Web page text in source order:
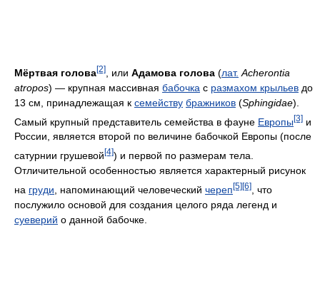
Мёртвая голова[2] , или Адамова голова (лат. Acherontia
atropos) — крупная массивная бабочка с размахом крыльев до
13 см, принадлежащая к семейству бражников (Sphingidae).
Самый крупный представитель семейства в фауне Европы[3] и
России, является второй по величине бабочкой Европы (после
сатурнии грушевой [4]) и первой по размерам тела.
Отличительной особенностью является характерный рисунок
на груди , напоминающий человеческий череп[5][6]
, что
послужило основой для создания целого ряда легенд и
суеверий о данной бабочке.